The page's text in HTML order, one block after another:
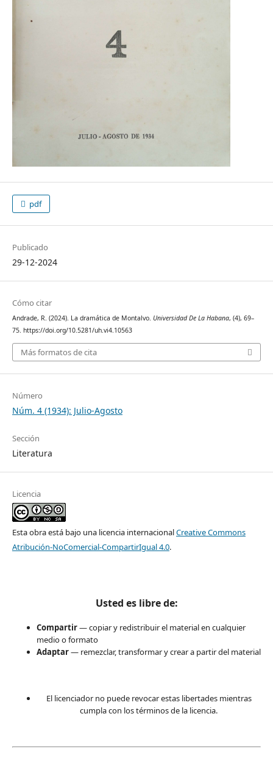
pdf
Publicado
29-12-2024
Cómo citar
Andrade, R. (2024). La dramática de Montalvo. Universidad De La Habana, (4), 69–
75. https://doi.org/10.5281/uh.vi4.10563
Más formatos de cita
Número
Núm. 4 (1934): Julio-Agosto
Sección
Literatura
Licencia
Esta obra está bajo una licencia internacionalCreative Commons
Atribución-NoComercial-CompartirIgual 4.0.
Usted es libre de:
Compartir— copiar y redistribuir el material en cualquier
medio o formato
Adaptar— remezclar, transformar y crear a partir del material
El licenciador no puede revocar estas libertades mientras
cumpla con los términos de la licencia.